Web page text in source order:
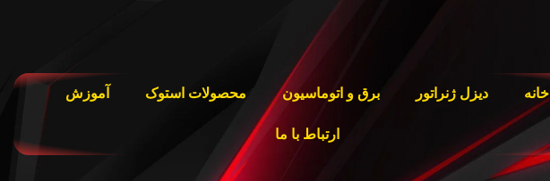
خانه دیزل ژنراتور برق و اتوماسیون محصولات استوک آموزش
ارتباط با ما